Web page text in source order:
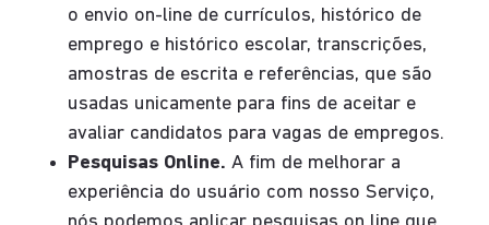
o envio on-line de currículos, histórico de
emprego e histórico escolar, transcrições,
amostras de escrita e referências, que são
usadas unicamente para fins de aceitar e
avaliar candidatos para vagas de empregos.
Pesquisas Online.A fim de melhorar a
experiência do usuário com nosso Serviço,